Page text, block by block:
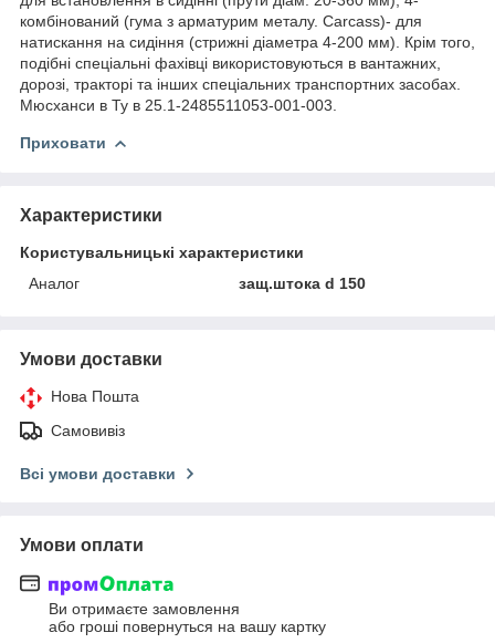
комбінований (гума з арматурим металу. Carcass)- для
натискання на сидіння (стрижні діаметра 4-200 мм). Крім того,
подібні спеціальні фахівці використовуються в вантажних,
дорозі, тракторі та інших спеціальних транспортних засобах.
Мюсханси в Ту в 25.1-2485511053-001-003.
Приховати
Характеристики
Користувальницькі характеристики
Аналог
защ.штока d 150
Умови доставки
Нова Пошта
Самовивіз
Всі умови доставки
Умови оплати
Ви отримаєте замовлення
або гроші повернуться на вашу картку